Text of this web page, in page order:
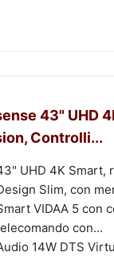
43" UHD
Controlli...
UHD 4K Smart,
Slim, con
VIDAA 5 con
con...
14W DTS